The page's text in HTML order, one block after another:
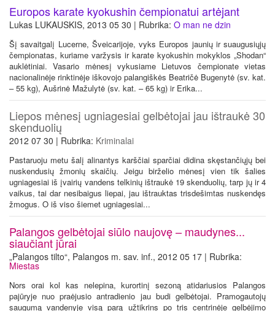
Europos karate kyokushin čempionatui artėjant
Lukas LUKAUSKIS, 2013 05 30 | Rubrika: O man ne dzin
Šį savaitgalį Lucerne, Šveicarijoje, vyks Europos jaunių ir suaugusiųjų
čempionatas, kuriame varžysis ir karate kyokushin mokyklos „Shodan“
auklėtiniai. Vasario mėnesį vykusiame Lietuvos čempionate vietas
nacionalinėje rinktinėje iškovojo palangiškės Beatričė Bugenytė (sv. kat.
– 55 kg), Aušrinė Mažulytė (sv. kat. – 65 kg) ir Erika...
Liepos mėnesį ugniagesiai gelbėtojai jau ištraukė 30
skenduolių
2012 07 30 | Rubrika: Kriminalai
Pastaruoju metu šalį alinantys karščiai sparčiai didina skęstančiųjų bei
nuskendusių žmonių skaičių. Jeigu birželio mėnesį vien tik šalies
ugniagesiai iš įvairių vandens telkinių ištraukė 19 skenduolių, tarp jų ir 4
vaikus, tai dar nesibaigus liepai, jau ištrauktas trisdešimtas nuskendęs
žmogus. O iš viso šiemet ugniagesiai...
Palangos gelbėtojai siūlo naujovę – maudynes...
siaučiant jūrai
„Palangos tilto“, Palangos m. sav. inf., 2012 05 17 | Rubrika:
Miestas
Nors orai kol kas nelepina, kurortinį sezoną atidariusios Palangos
pajūryje nuo praėjusio antradienio jau budi gelbėtojai. Pramogautojų
saugumą vandenyje visą parą užtikrins po tris centrinėje gelbėjimo